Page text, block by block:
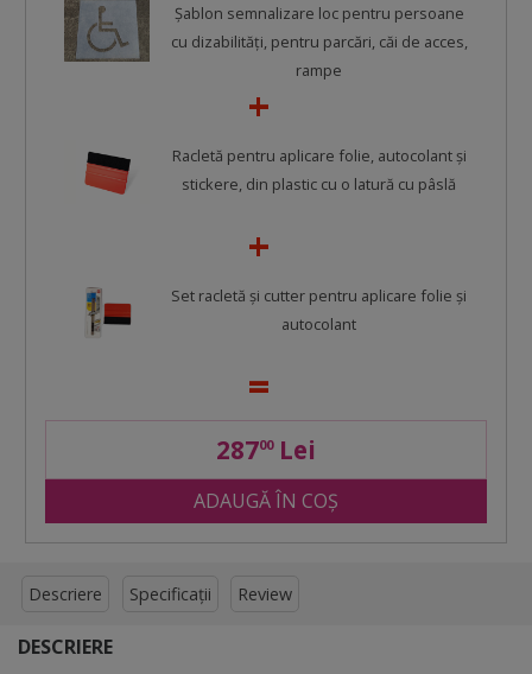
Șablon semnalizare loc pentru persoane
cu dizabilități, pentru parcări, căi de acces,
rampe
Racletă pentru aplicare folie, autocolant şi
stickere, din plastic cu o latură cu pâslă
Set racletă şi cutter pentru aplicare folie şi
autocolant
28700Lei
ADAUGĂ ÎN COȘ
Descriere Specificații Review
DESCRIERE